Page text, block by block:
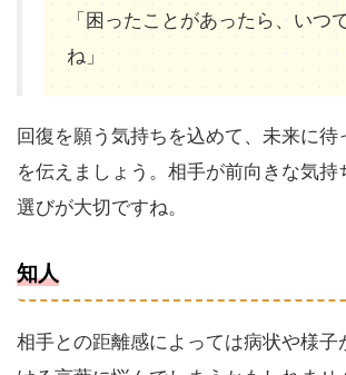
「困ったことがあったら、いつ
ね」
回復を願う気持ちを込めて、未来に待
を伝えましょう。相手が前向きな気持
選びが大切ですね。
知人
相手との距離感によっては病状や様子